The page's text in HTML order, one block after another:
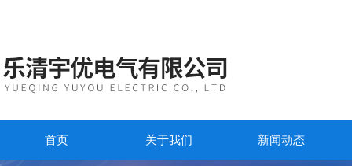
首页 关于我们 新闻动态